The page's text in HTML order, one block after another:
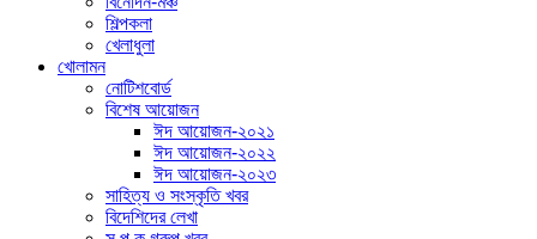
শিল্পকলা
খেলাধুলা
খোলামন
নোটিশবোর্ড
বিশেষ আয়োজন
ঈদ আয়োজন-২০২১
ঈদ আয়োজন-২০২২
ঈদ আয়োজন-২০২৩
সাহিত্য ও সংস্কৃতি খবর
বিদেশিদের লেখা